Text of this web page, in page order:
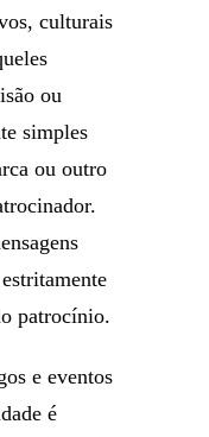
culturais
ou
simples
ou outro
patrocínio.
e eventos
é